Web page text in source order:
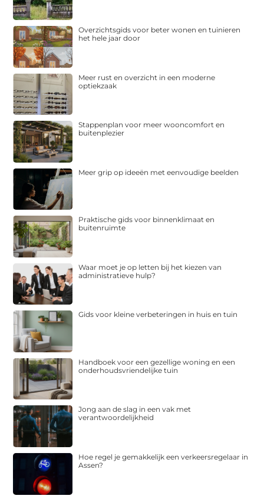
Overzichtsgids voor beter wonen en tuinieren
het hele jaar door
Meer rust en overzicht in een moderne
optiekzaak
Stappenplan voor meer wooncomfort en
buitenplezier
Meer grip op ideeën met eenvoudige beelden
Praktische gids voor binnenklimaat en
buitenruimte
Waar moet je op letten bij het kiezen van
administratieve hulp?
Gids voor kleine verbeteringen in huis en tuin
Handboek voor een gezellige woning en een
onderhoudsvriendelijke tuin
Jong aan de slag in een vak met
verantwoordelijkheid
Hoe regel je gemakkelijk een verkeersregelaar in
Assen?